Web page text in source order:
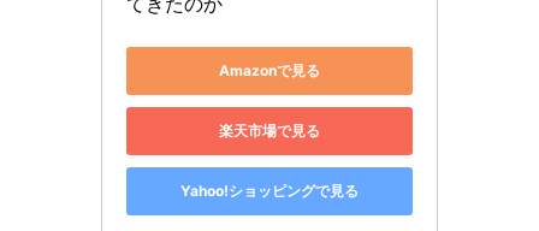
Amazonで見る
楽天市場で見る
Yahoo!ショッピングで見る